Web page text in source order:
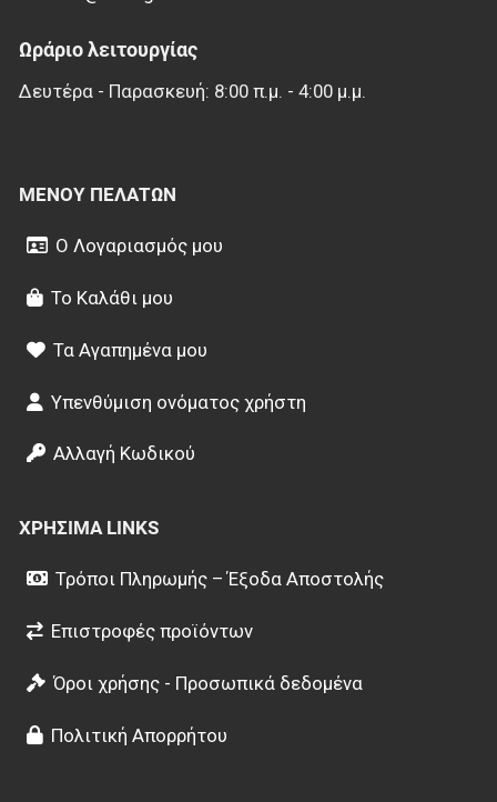
Ωράριο λειτουργίας
Δευτέρα - Παρασκευή: 8:00 π.μ. - 4:00 μ.μ.
ΜΕΝΟΎ ΠΕΛΑΤΏΝ
Ο Λογαριασμός μου
Το Καλάθι μου
Τα Αγαπημένα μου
Υπενθύμιση ονόματος χρήστη
Αλλαγή Κωδικού
ΧΡΉΣΙΜΑ LINKS
Τρόποι Πληρωμής – Έξοδα Αποστολής
Επιστροφές προϊόντων
Όροι χρήσης - Προσωπικά δεδομένα
Πολιτική Απορρήτου